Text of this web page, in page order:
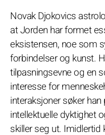
Novak Djokovics
at Jorden har formet
eksistensen, noe som
forbindelser og kunst.
tilpasningsevne og en
interesse for
interaksjoner søker
intellektuelle dyktighet
skiller seg ut.